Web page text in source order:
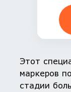
Этот
маркеров
стадии